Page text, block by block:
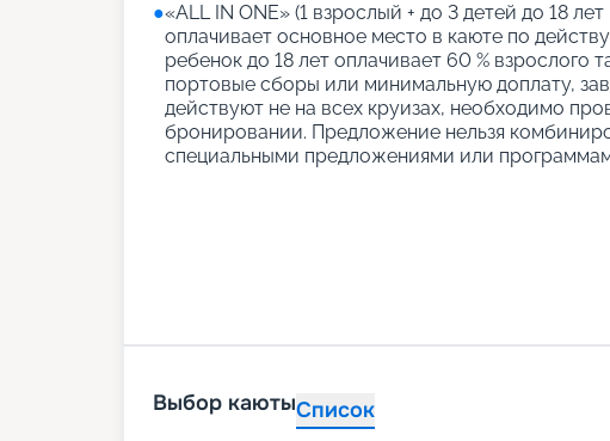
●«АLL IN ONE» (1 взрослый + до 3 детей до 18
оплачивает основное место в каюте по
ребенок до 18 лет оплачивает 60 % взрослого
портовые сборы или минимальную доплату,
действуют не на всех круизах, необходимо
бронировании. Предложение нельзя
специальными предложениями или
Выбор каютыСписок